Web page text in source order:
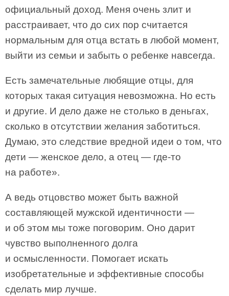
официальный доход. Меня очень злит и
расстраивает, что до сих пор считается
нормальным для отца встать в любой момент,
выйти из семьи и забыть о ребенке навсегда.
Есть замечательные любящие отцы, для
которых такая ситуация невозможна. Но есть
и другие. И дело даже не столько в деньгах,
сколько в отсутствии желания заботиться.
Думаю, это следствие вредной идеи о том, что
дети — женское дело, а отец — где-то
на работе».
А ведь отцовство может быть важной
составляющей мужской идентичности —
и об этом мы тоже поговорим. Оно дарит
чувство выполненного долга
и осмысленности. Помогает искать
изобретательные и эффективные способы
сделать мир лучше.